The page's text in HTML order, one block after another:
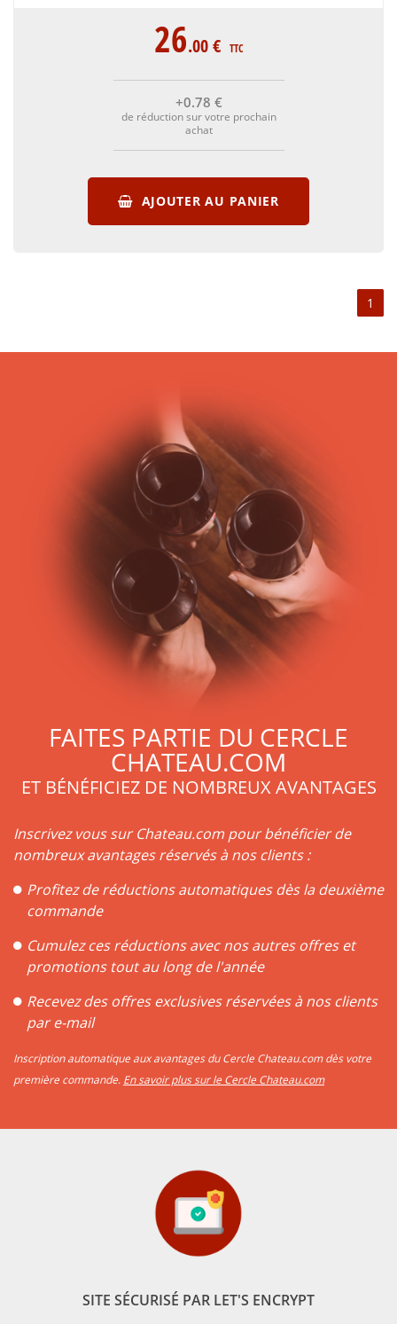
26.00€ TTC
+0.78 €
de réduction sur votre prochain
achat
AJOUTER AU PANIER
1
FAITES PARTIE DU CERCLE
CHATEAU.COM
ET BÉNÉFICIEZ DE NOMBREUX AVANTAGES
Inscrivez vous sur Chateau.com pour bénéficier de
nombreux avantages réservés à nos clients :
Profitez de réductions automatiques dès la deuxième
commande
Cumulez ces réductions avec nos autres offres et
promotions tout au long de l'année
Recevez des offres exclusives réservées à nos clients
par e-mail
Inscription automatique aux avantages du Cercle Chateau.com dès votre
première commande. En savoir plus sur le Cercle Chateau.com
SITE SÉCURISÉ PAR LET'S ENCRYPT